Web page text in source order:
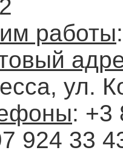
работы
ул.
: +3
924 33